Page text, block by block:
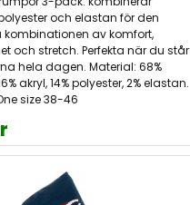
och elastan för den
av komfort,
och stretch. Perfekta när du står
hela dagen. Material: 68%
akryl, 14% polyester, 2% elastan.
size 38-46